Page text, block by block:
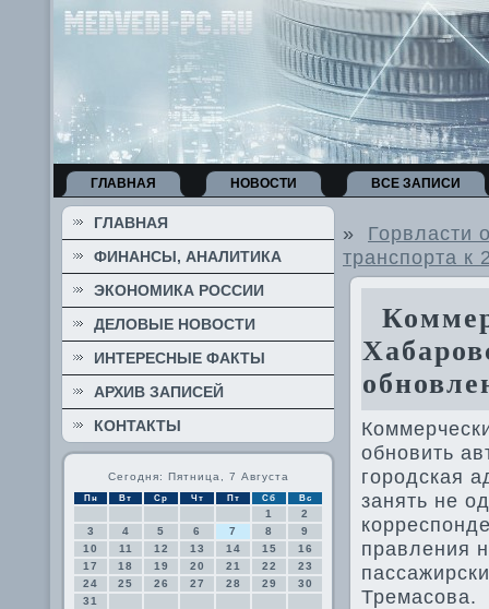
ГЛАВНАЯ НОВОСТИ ВСЕ ЗАПИСИ
ГЛАВНАЯ
ФИНАНСЫ, АНАЛИТИКА
ЭКОНОМИКА РОССИИ
ДЕЛОВЫЕ НОВОСТИ
ИНТЕРЕСНЫЕ ФАКТЫ
АРХИВ ЗАПИСЕЙ
КОНТАКТЫ
Сегодня: Пятница, 7 Августа
Пн Вт Ср Чт Пт Сб Вс
1
2
3
4 5 6 7 8
9
10
11 12 13 14 15
16
17
18 19 20 21 22
23
24
25 26 27 28 29
30
31
» Горвласти
транспорта к
обновить
городская
занять не
правления
Тремасова.